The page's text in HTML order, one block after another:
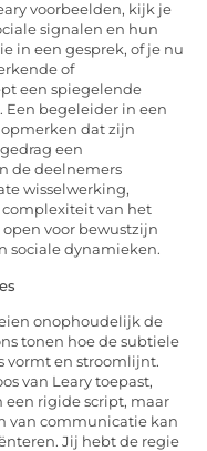
voorbeelden, kijk je
signalen en hun
in een gesprek, of je nu
of
een spiegelende
Een begeleider in een
dat zijn
een
de deelnemers
wisselwerking,
van het
voor bewustzijn
sociale dynamieken.
onophoudelijk de
tonen hoe de subtiele
vormt en stroomlijnt.
van Leary toepast,
rigide script, maar
van communicatie kan
Jij hebt de regie